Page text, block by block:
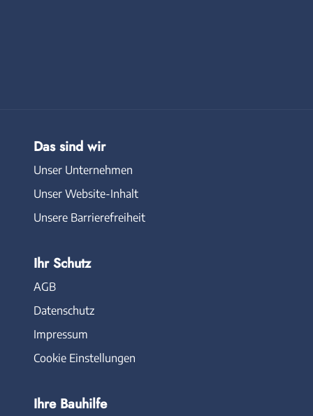
Das sind wir
Unser Unternehmen
Unser Website-Inhalt
Unsere Barrierefreiheit
Ihr Schutz
AGB
Datenschutz
Impressum
Cookie Einstellungen
Ihre Bauhilfe